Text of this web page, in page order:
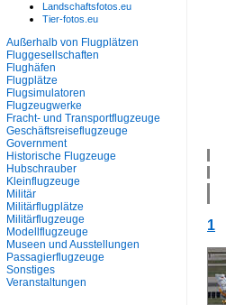
1
Landschaftsfotos.eu
Tier-fotos.eu
Außerhalb von Flugplätzen
Fluggesellschaften
Flughäfen
Flugplätze
Flugsimulatoren
Flugzeugwerke
Fracht- und Transportflugzeuge
Geschäftsreiseflugzeuge
Government
Historische Flugzeuge
Hubschrauber
Kleinflugzeuge
Militär
Militärflugplätze
Militärflugzeuge
Modellflugzeuge
Museen und Ausstellungen
Passagierflugzeuge
Sonstiges
Veranstaltungen